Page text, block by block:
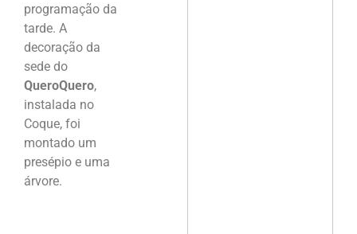
programação da
tarde. A
decoração da
sede do
QueroQuero,
instalada no
Coque, foi
montado um
presépio e uma
árvore.